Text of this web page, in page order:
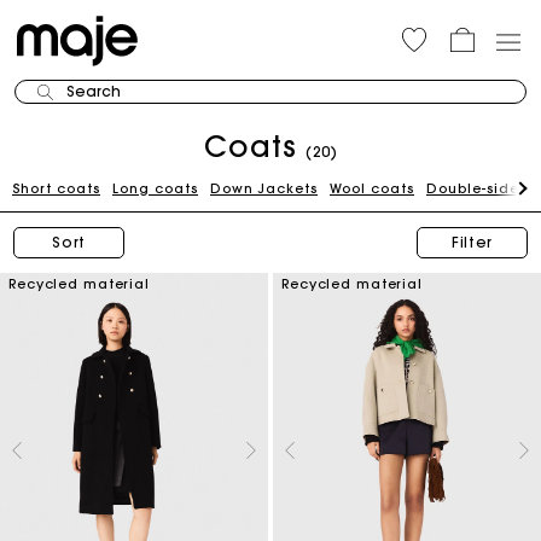
Search
Coats (20)
Short coats Long coats Down Jackets Wool coats Double-sided
Sort Filter
Recycled material Recycled material